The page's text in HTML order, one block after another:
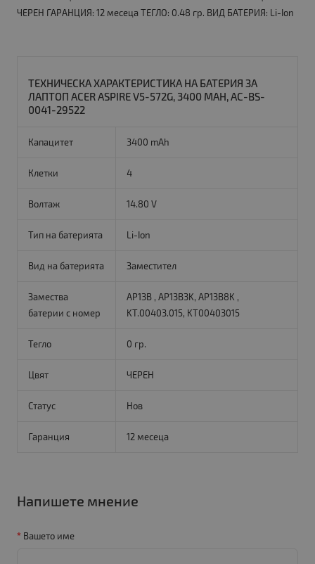
ЧЕРЕН ГАРАНЦИЯ: 12 месеца ТЕГЛО: 0.48 гр. ВИД БАТЕРИЯ: Li-Ion
ТЕХНИЧЕСКА ХАРАКТЕРИСТИКА НА БАТЕРИЯ ЗА
ЛАПТОП ACER ASPIRE V5-572G, 3400 MAH, AC-BS-
0041-29522
Капацитет 3400 mAh
Клетки 4
Волтаж 14.80 V
Тип на батерията Li-Ion
Вид на батерията Заместител
Замества
батерии с номер
AP13B , AP13B3K, AP13B8K ,
KT.00403.015, KT00403015
Тегло 0 гр.
Цвят ЧЕРЕН
Статус Нов
Гаранция 12 месеца
Напишете мнение
Вашето име